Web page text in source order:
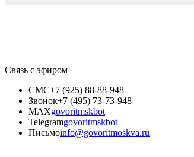
Связь с эфиром
СМС+7 (925) 88-88-948
Звонок+7 (495) 73-73-948
MAXgovoritmskbot
Telegramgovoritmskbot
Письмоinfo@govoritmoskva.ru